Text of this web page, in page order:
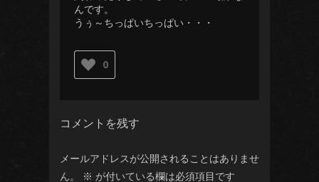
んです。
うぅ～ちっぱいちっぱい・・・
0
コメントを残す
メールアドレスが公開されることはありませ
ん。
※ が付いている欄は必須項目です